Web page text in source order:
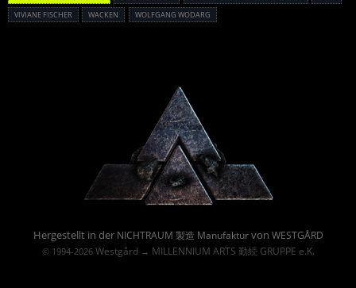
VIVIANE FISCHER
WACKEN WOLFGANG WODARG
Hergestellt in der NICHTRAUM 製造 Manufakturvon WESTGÅRD
© 1994-2026 Westgård→ MILLENNIUM ARTS 勤続 GRUPPE e.K.
Powered By :